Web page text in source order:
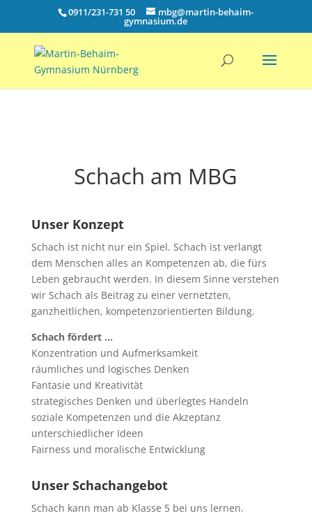
0911/231-731 50 mbg@martin-behaim-
gymnasium.de
Schach am MBG
Unser Konzept
Schach ist nicht nur ein Spiel. Schach ist verlangt
dem Menschen alles an Kompetenzen ab, die fürs
Leben gebraucht werden. In diesem Sinne verstehen
wir Schach als Beitrag zu einer vernetzten,
ganzheitlichen, kompetenzorientierten Bildung.
Schach fördert …
Konzentration und Aufmerksamkeit
räumliches und logisches Denken
Fantasie und Kreativität
strategisches Denken und überlegtes Handeln
soziale Kompetenzen und die Akzeptanz
unterschiedlicher Ideen
Fairness und moralische Entwicklung
Unser Schachangebot
Schach kann man ab Klasse 5 bei uns lernen.